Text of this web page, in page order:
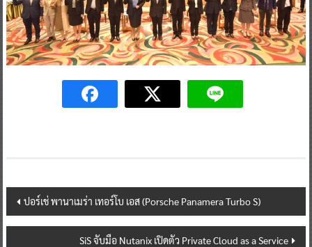
Post
navigation
ปอร์เช่ พานาเมร่า เทอร์โบ เอส (Porsche Panamera Turbo S)
SiS จับมือ Nutanix เปิดตัว Private Cloud as a Service